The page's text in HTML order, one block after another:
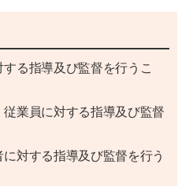
る指導及び監督を行うこ
業員に対する指導及び監督
対する指導及び監督を行う